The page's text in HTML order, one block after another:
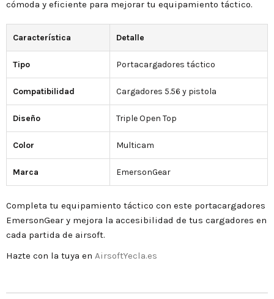
cómoda y eficiente para mejorar tu equipamiento táctico.
Característica Detalle
Tipo Portacargadores táctico
Compatibilidad Cargadores 5.56 y pistola
Diseño Triple Open Top
Color Multicam
Marca EmersonGear
Completa tu equipamiento táctico con este portacargadores
EmersonGear y mejora la accesibilidad de tus cargadores en
cada partida de airsoft.
Hazte con la tuya en AirsoftYecla.es